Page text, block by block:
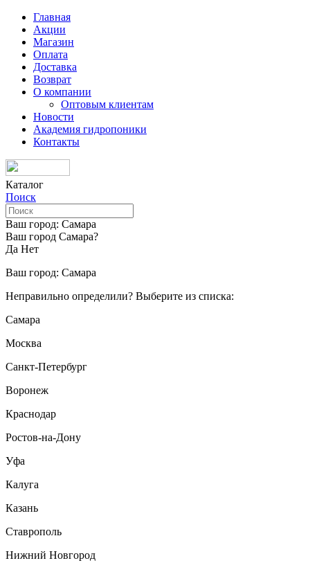
Главная
Акции
Магазин
Оплата
Доставка
Возврат
О компании
Оптовым клиентам
Новости
Академия гидропоники
Контакты
Каталог
Поиск
Ваш город: Самара
Ваш город Самара?
Да Нет
Ваш город: Самара
Неправильно определили? Выберите из списка:
Самара
Москва
Санкт-Петербург
Воронеж
Краснодар
Ростов-на-Дону
Уфа
Калуга
Казань
Ставрополь
Нижний Новгород